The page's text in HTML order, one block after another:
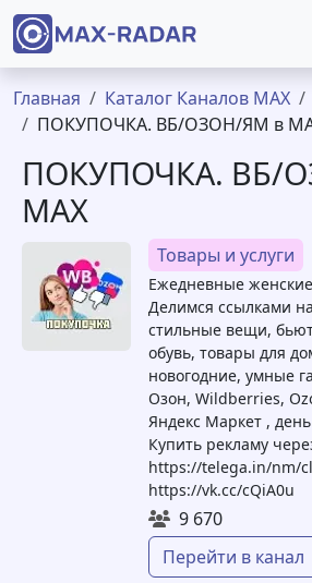
Перейти к основному содержанию
Строка навигации
Главная Каталог Каналов MAX
ПОКУПОЧКА. ВБ/ОЗОН/ЯМ в
ПОКУПОЧКА. ВБ/
МАХ
Товары и услуги
Ежедневные
Делимся ссылками
стильные вещи,
обувь, товары для
новогодние, умные
Озон, Wildberries,
Яндекс Маркет ,
Купить рекламу
https://telega.in/nm/
https://vk.cc/cQiA0u
9 670
Перейти в канал